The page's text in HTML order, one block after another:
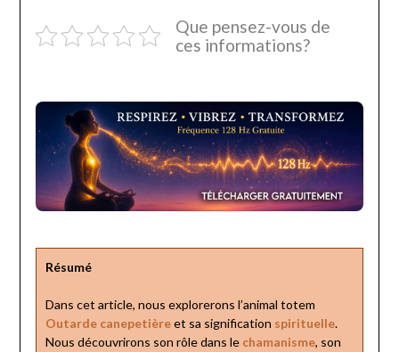
Que pensez-vous de
ces informations?
Résumé
Dans cet article, nous explorerons l’animal totem
Outarde canepetièreet sa signification spirituelle.
Nous découvrirons son rôle dans le chamanisme, son